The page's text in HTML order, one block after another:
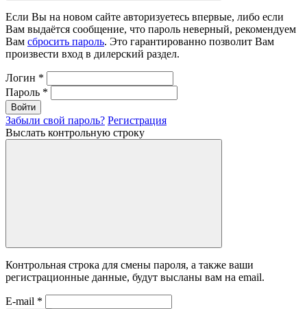
Если Вы на новом сайте авторизуетесь впервые, либо если
Вам выдаётся сообщение, что пароль неверный, рекомендуем
Вам сбросить пароль. Это гарантированно позволит Вам
произвести вход в дилерский раздел.
Логин *
Пароль *
Войти
Забыли свой пароль? Регистрация
Выслать контрольную строку
Контрольная строка для смены пароля, а также ваши
регистрационные данные, будут высланы вам на email.
E-mail *